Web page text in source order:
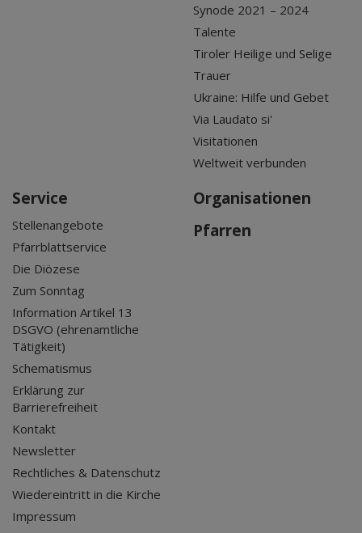
Synode 2021 – 2024
Talente
Tiroler Heilige und Selige
Trauer
Ukraine: Hilfe und Gebet
Via Laudato si'
Visitationen
Weltweit verbunden
Service
Stellenangebote
Pfarrblattservice
Die Diözese
Zum Sonntag
Information Artikel 13
DSGVO (ehrenamtliche
Tätigkeit)
Schematismus
Erklärung zur
Barrierefreiheit
Kontakt
Newsletter
Rechtliches & Datenschutz
Wiedereintritt in die Kirche
Impressum
Organisationen
Pfarren